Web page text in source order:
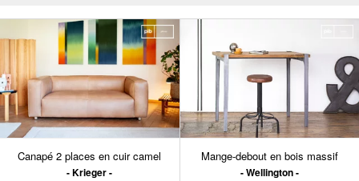
Canapé 2 places en cuir camel
Krieger
Mange-debout en bois massif
Wellington